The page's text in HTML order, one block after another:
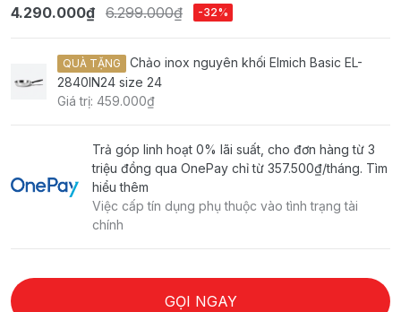
4.290.000₫ 6.299.000₫ -32%
QUÀ TẶNG
Chảo inox nguyên khối Elmich Basic EL-
2840IN24 size 24
Giá trị: 459.000₫
Trả góp linh hoạt 0% lãi suất, cho đơn hàng từ 3
triệu đồng qua OnePay chỉ từ 357.500₫/tháng. Tìm
hiểu thêm
Việc cấp tín dụng phụ thuộc vào tình trạng tài
chính
GỌI NGAY